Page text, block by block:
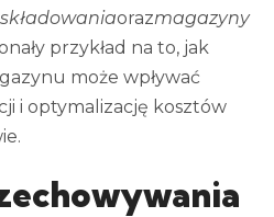
orazmagazyny
przykład na to, jak
może wpływać
i optymalizację kosztów